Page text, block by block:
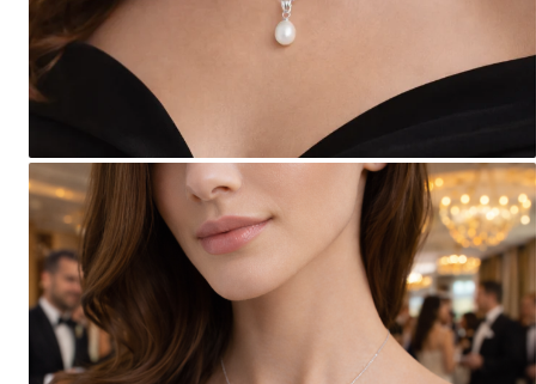
Seturi Perle cu Argint
Brățări cu Perle
Pandantive cu Perle